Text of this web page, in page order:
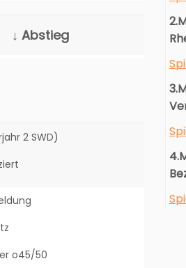
↓ Abstieg
2 SWD)
o45/50